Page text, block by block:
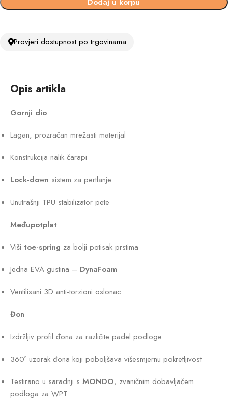
Provjeri dostupnost po trgovinama
Opis artikla
Gornji dio
Lagan, prozračan mrežasti materijal
Konstrukcija nalik čarapi
Lock-down sistem za pertlanje
Unutrašnji TPU stabilizator pete
Međupotplat
Viši toe-spring za bolji potisak prstima
Jedna EVA gustina – DynaFoam
Ventilisani 3D anti-torzioni oslonac
Đon
Izdržljiv profil đona za različite padel podloge
360º uzorak đona koji poboljšava višesmjernu pokretljivost
Testirano u saradnji s MONDO, zvaničnim dobavljačem
podloga za WPT